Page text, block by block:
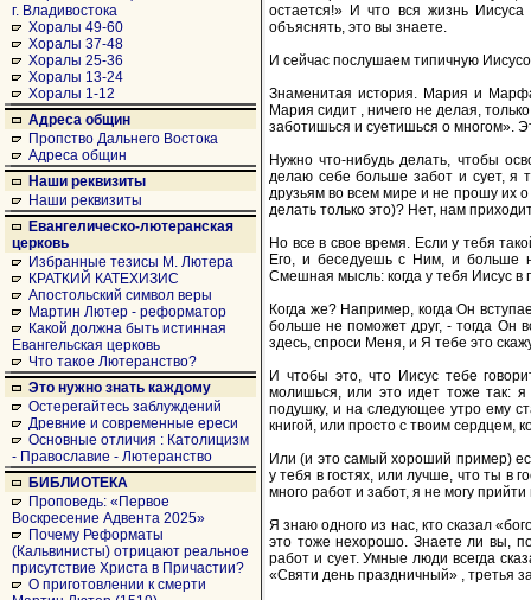
г. Владивостока
Хоралы 49-60
Хоралы 37-48
Хоралы 25-36
Хоралы 13-24
Хоралы 1-12
Адреса общин
Пропство Дальнего Востока
Адреса общин
Наши реквизиты
Наши реквизиты
Евангелическо-лютеранская
церковь
Избранные тезисы М. Лютера
КРАТКИЙ КАТЕХИЗИС
Апостольский символ веры
Мартин Лютер - реформатор
Какой должна быть истинная
Евангельская церковь
Что такое Лютеранство?
Это нужно знать каждому
Остерегайтесь заблуждений
Древние и современные ереси
Основные отличия : Католицизм
- Православие - Лютеранство
БИБЛИОТЕКА
Проповедь: «Первое
Воскресение Адвента 2025»
Почему Реформаты
(Кальвинисты) отрицают реальное
присутствие Христа в Причастии?
О приготовлении к смерти
остается!» И что вся жизнь
объяснять, это вы знаете.
И сейчас послушаем типичную
Знаменитая история. Мария и
Мария сидит , ничего не делая,
заботишься и суетишься о многом».
Нужно что-нибудь делать, чтобы
делаю себе больше забот и сует, я
друзьям во всем мире и не прошу их
делать только это)? Нет, нам
Но все в свое время. Если у тебя
Его, и беседуешь с Ним, и больше
Смешная мысль: когда у тебя Иисус
Когда же? Например, когда Он
больше не поможет друг, - тогда Он
здесь, спроси Меня, и Я тебе это
И чтобы это, что Иисус тебе
молишься, или это идет тоже так: я
подушку, и на следующее утро ему
книгой, или просто с твоим сердцем,
Или (и это самый хороший пример)
у тебя в гостях, или лучше, что ты в
много работ и забот, я не могу
Я знаю одного из нас, кто сказал
это тоже нехорошо. Знаете ли вы,
работ и сует. Умные люди всегда
«Святи день праздничный» , третья